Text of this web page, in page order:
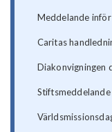
Meddelande
Caritas
Diakonvigningen